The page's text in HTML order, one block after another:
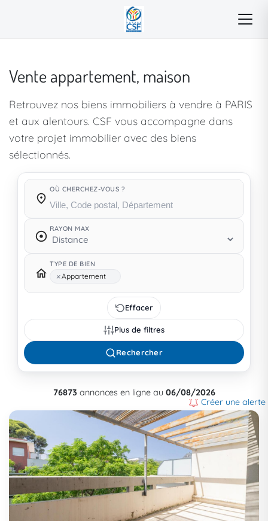
Vente appartement, maison
Retrouvez nos biens immobiliers à vendre à PARIS
et aux alentours. CSF vous accompagne dans
votre projet immobilier avec des biens
sélectionnés.
OÙ CHERCHEZ-VOUS ?
RAYON MAX
TYPE DE BIEN
×Appartement
Effacer
Plus de filtres
Rechercher
76873 annonces en ligne au 06/08/2026
Créer une alerte